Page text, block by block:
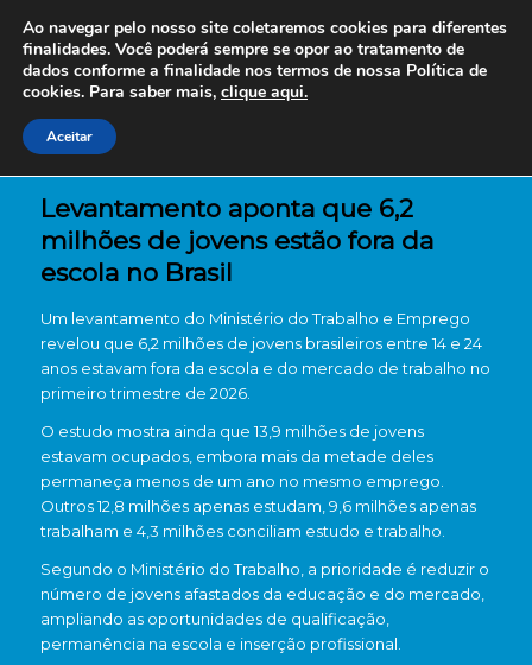
Levantamento aponta que 6,2
milhões de jovens estão fora da
escola no Brasil
Um levantamento do Ministério do Trabalho e Emprego
revelou que 6,2 milhões de jovens brasileiros entre 14 e 24
anos estavam fora da escola e do mercado de trabalho no
primeiro trimestre de 2026.
O estudo mostra ainda que 13,9 milhões de jovens
estavam ocupados, embora mais da metade deles
permaneça menos de um ano no mesmo emprego.
Outros 12,8 milhões apenas estudam, 9,6 milhões apenas
trabalham e 4,3 milhões conciliam estudo e trabalho.
Segundo o Ministério do Trabalho, a prioridade é reduzir o
número de jovens afastados da educação e do mercado,
ampliando as oportunidades de qualificação,
permanência na escola e inserção profissional.
Ao navegar pelo nosso site coletaremos cookies para diferentes
finalidades. Você poderá sempre se opor ao tratamento de
dados conforme a finalidade nos termos de nossa Política de
cookies. Para saber mais, clique aqui.
Aceitar